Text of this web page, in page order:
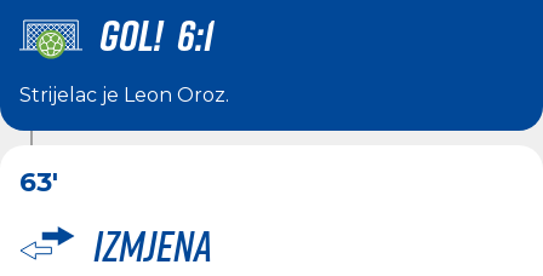
GOL! 6:1
Strijelac je Leon Oroz.
63'
Izmjena